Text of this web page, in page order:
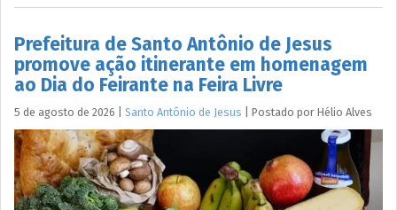
Prefeitura de Santo Antônio de Jesus
promove ação itinerante em homenagem
ao Dia do Feirante na Feira Livre
5 de agosto de 2026 Santo Antônio de Jesus Postado por Hélio Alves